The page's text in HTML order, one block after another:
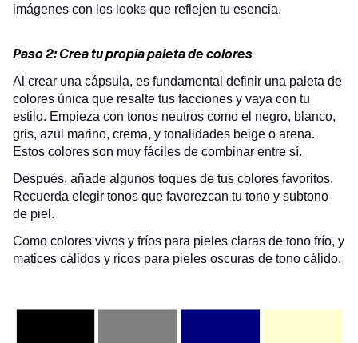
imágenes con los looks que reflejen tu esencia.
Paso 2: Crea tu propia paleta de colores
Al crear una cápsula, es fundamental definir una paleta de
colores única que resalte tus facciones y vaya con tu
estilo. Empieza con tonos neutros como el negro, blanco,
gris, azul marino, crema, y tonalidades beige o arena.
Estos colores son muy fáciles de combinar entre sí.
Después, añade algunos toques de tus colores favoritos.
Recuerda elegir tonos que favorezcan tu tono y subtono
de piel.
Como colores vivos y fríos para pieles claras de tono frío, y
matices cálidos y ricos para pieles oscuras de tono cálido.